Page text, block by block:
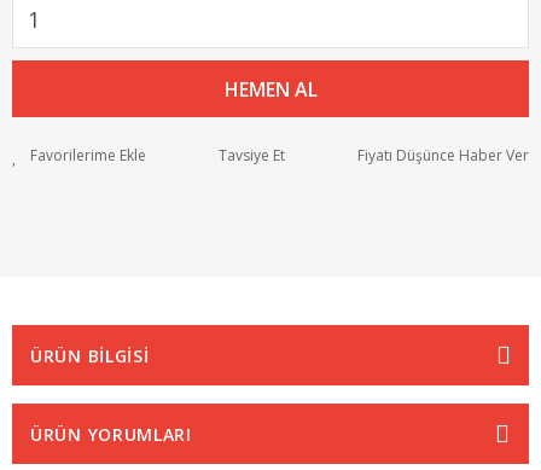
HEMEN AL
Tavsiye Et Fiyatı Düşünce Haber Ver
ÜRÜN BİLGİSİ
ÜRÜN YORUMLARI